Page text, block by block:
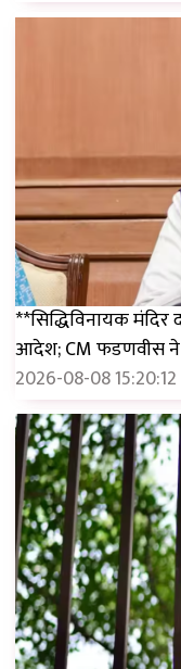
**सिद्धिविनायक
आदेश; CM फडणवीस ने
2026-08-08 15:20:12